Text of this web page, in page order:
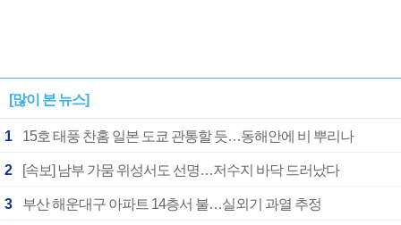
[많이 본 뉴스]
1 15호 태풍 찬홈 일본 도쿄 관통할 듯…동해안에 비 뿌리나
2 [속보] 남부 가뭄 위성서도 선명…저수지 바닥 드러났다
3 부산 해운대구 아파트 14층서 불…실외기 과열 추정